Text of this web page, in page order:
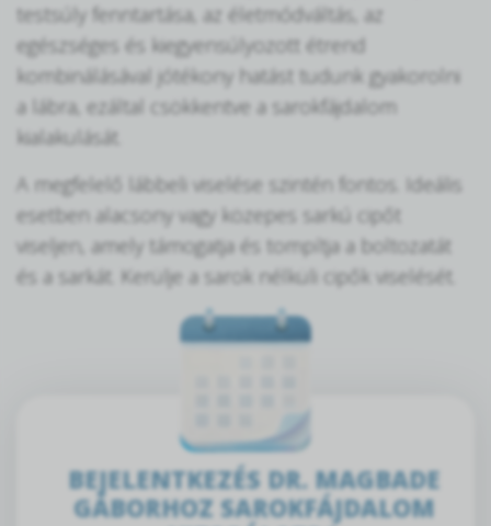
testsúly fenntartása, az életmódváltás, az
egészséges és kiegyensúlyozott étrend
kombinálásával jótékony hatást tudunk gyakorolni
a lábra, ezáltal csökkentve a sarokfájdalom
kialakulását.
A megfelelő lábbeli viselése szintén fontos. Ideális
esetben alacsony vagy közepes sarkú cipőt
viseljen, amely támogatja és tompítja a boltozatát
és a sarkát. Kerülje a sarok nélküli cipők viselését.
BEJELENTKEZÉS DR. MAGBADE
GÁBORHOZ SAROKFÁJDALOM